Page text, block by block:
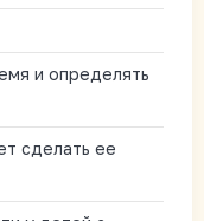
и определять
сделать ее